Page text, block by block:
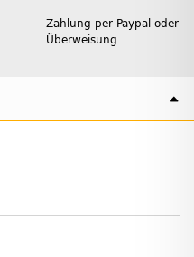
Zahlung per Paypal oder
Überweisung